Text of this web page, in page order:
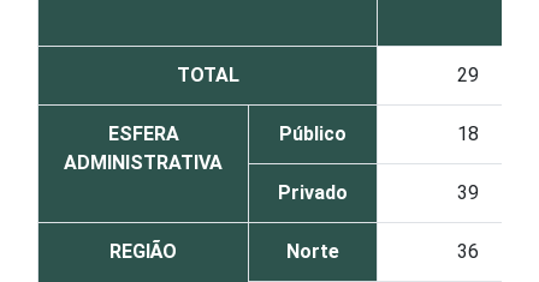
TOTAL 29
ESFERA
ADMINISTRATIVA
Público 18
Privado 39
REGIÃO Norte 36